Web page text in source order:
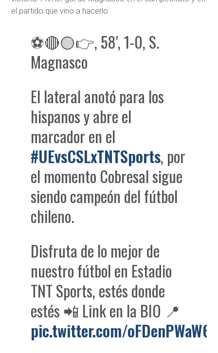
el partido que vino a hacerlo
⚽🔴🟡👉, 58', 1-0, S.
Magnasco
El lateral anotó para los
hispanos y abre el
marcador en el
#UEvsCSLxTNTSports, por
el momento Cobresal sigue
siendo campeón del fútbol
chileno.
Disfruta de lo mejor de
nuestro fútbol en Estadio
TNT Sports, estés donde
estés 📲 Link en la BIO 📍
pic.twitter.com/oFDenPWaW6